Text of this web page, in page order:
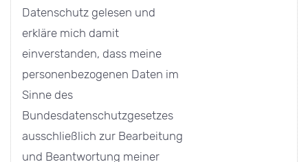
Datenschutz gelesen und
erkläre mich damit
einverstanden, dass meine
personenbezogenen Daten im
Sinne des
Bundesdatenschutzgesetzes
ausschließlich zur Bearbeitung
und Beantwortung meiner